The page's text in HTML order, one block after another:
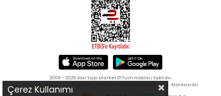
2009 - 2026 Star Yapı Market © Tüm Hakları Saklıdır.
Çağlayan Ahşap Yapı Aksesuarları A.Ş. Markasıdır.
Çerez Kullanımı